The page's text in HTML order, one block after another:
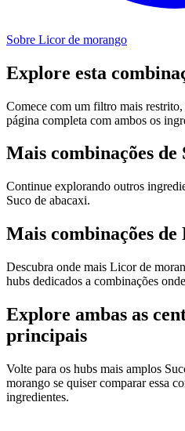
Sobre Licor de morango
Explore esta
Comece com um filtro mais
página completa com ambos os
Mais combinações de
Continue explorando outros
Suco de abacaxi.
Mais combinações
Descubra onde mais Licor de
hubs dedicados a combinações
Explore ambas as
principais
Volte para os hubs mais amplos
morango se quiser comparar essa
ingredientes.